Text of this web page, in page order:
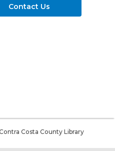
Contact Us
Costa County Library